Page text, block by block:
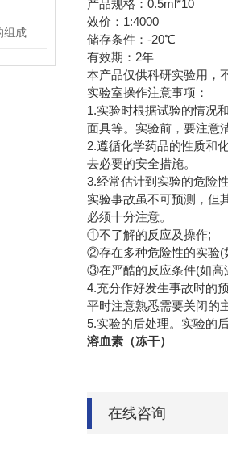
组成
产品规格：0.5ml*10
效价：1:4000
储存条件：-20℃
有效期：2年
本产品仅供科研实验用，
实验室操作注意事项：
1.实验时根据试验的情况
面具等。实验前，要注意
2.遵循化学药品的性质和
去必要的安全措施。
3.经常估计到实验的危险性
实验事故虽不可预测，但
必须十分注意。
①不了解的反应及操作;
②存在多种危险性的实验(
③在严酷的反应条件(如高
4.充分作好发生事故时的
平时注意熟悉需要关闭的
5.实验的后处理。实验的
溶血素（冻干）
在线咨询